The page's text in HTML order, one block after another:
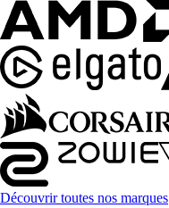
Découvrir toutes nos marques